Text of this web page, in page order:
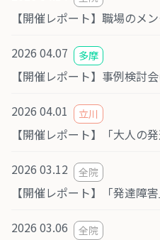
2026 04.07 多摩
2026 04.01 立川
2026 03.12 全院
2026 03.06 全院